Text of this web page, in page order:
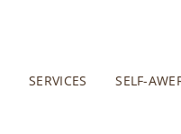
SERVICES SELF-